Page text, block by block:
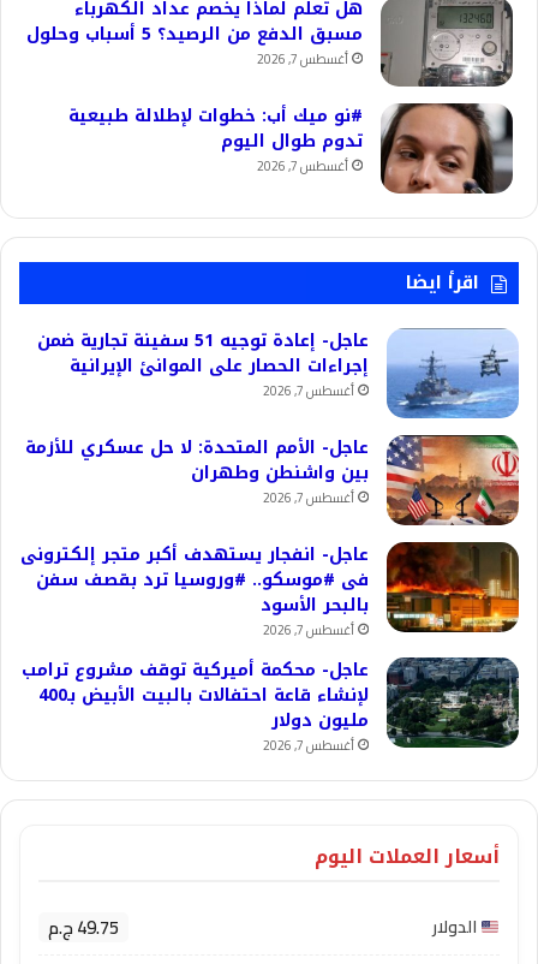
هل تعلم لماذا يخصم عداد الكهرباء
مسبق الدفع من الرصيد؟ 5 أسباب وحلول
أغسطس 7, 2026
#نو ميك أب: خطوات لإطلالة طبيعية
تدوم طوال اليوم
أغسطس 7, 2026
اقرأ ايضا
عاجل- إعادة توجيه 51 سفينة تجارية ضمن
إجراءات الحصار على الموانئ الإيرانية
أغسطس 7, 2026
عاجل- الأمم المتحدة: لا حل عسكري للأزمة
بين واشنطن وطهران
أغسطس 7, 2026
عاجل- انفجار يستهدف أكبر متجر إلكترونى
فى #موسكو.. #وروسيا ترد بقصف سفن
بالبحر الأسود
أغسطس 7, 2026
عاجل- محكمة أميركية توقف مشروع ترامب
لإنشاء قاعة احتفالات بالبيت الأبيض بـ400
مليون دولار
أغسطس 7, 2026
أسعار العملات اليوم
الدولار 49.75 ج.م